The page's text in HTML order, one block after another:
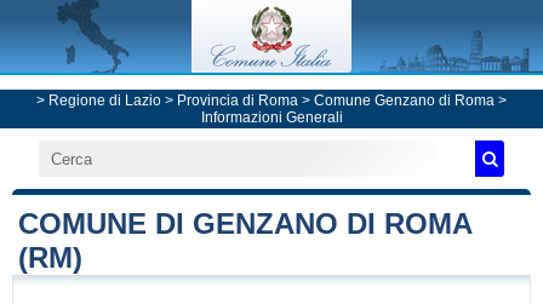
> Regione di Lazio > Provincia di Roma > Comune Genzano di Roma >
Informazioni Generali
COMUNE DI GENZANO DI ROMA
(RM)